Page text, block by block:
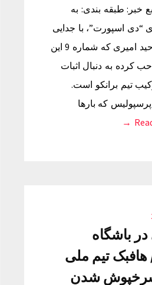
۱۵:۵۷ منبع خبر: طبقه بندی: به
“دی اسپورت”، با جدایی
مهدی طارمی، وحید امیری که شماره 9 این
کرده به دنبال اثبات
تیم برانکو است.
که بارها
باشگاه
تیم ملی
سرخپوش شدن